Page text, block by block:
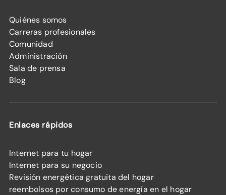
Quiénes somos
Carreras profesionales
Comunidad
Administración
Sala de prensa
Blog
Enlaces rápidos
Internet para tu hogar
Internet para su negocio
Revisión energética gratuita del hogar
reembolsos por consumo de energía en el hogar